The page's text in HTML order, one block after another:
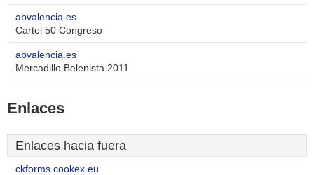
abvalencia.es
Cartel 50 Congreso
abvalencia.es
Mercadillo Belenista 2011
Enlaces
Enlaces hacia fuera
ckforms.cookex.eu